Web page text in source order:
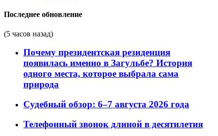
Последнее обновление
(5 часов назад)
Почему президентская резиденция
появилась именно в Загульбе? История
одного места, которое выбрала сама
природа
Судебный обзор: 6–7 августа 2026 года
Телефонный звонок длиной в десятилетия